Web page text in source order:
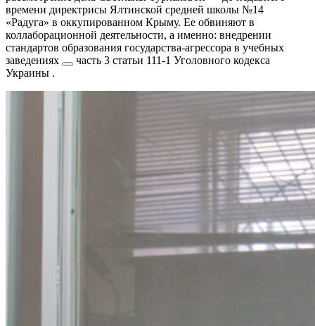
времени директрисы Ялтинской средней школы №14
«Радуга» в оккупированном Крыму. Ее обвиняют в
коллаборационной деятельности, а именно: внедрении
стандартов образования государства-агрессора в учебных
заведениях
часть 3 статьи 111-1 Уголовного кодекса
Украины .